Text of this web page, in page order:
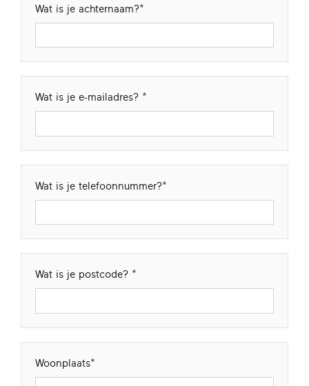
Wat is je achternaam?
Wat is je e-mailadres?
Wat is je telefoonnummer?
Wat is je postcode?
Woonplaats